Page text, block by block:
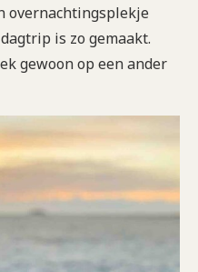
overnachtingsplekje
is zo gemaakt.
gewoon op een ander